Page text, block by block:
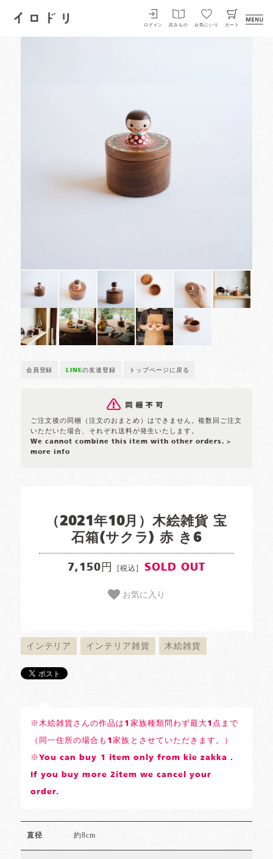
イロドリ
ログイン 読みもの お気にいり カート
会員登録 LINEの友達登録 トップページに戻る
ご注文後の同梱（注文のおまとめ）はできません。複数回ご注文
いただいた場合、それぞれ送料が発生いたします。
We cannot combine this item with other orders. >
more info
（2021年10月）木絵雑貨 宝
石箱(サクラ) 赤 き6
7,150円 [税込] SOLD OUT
お気に入り
インテリア インテリア雑貨 木絵雑貨
※木絵雑貨さんの作品は1家族種類問わず最大1点まで
（同一住所の場合も1家族とさせていただきます。）
※You can buy 1 item only from kie zakka .
If you buy more 2item we cancel your
order.
直径 約8cm